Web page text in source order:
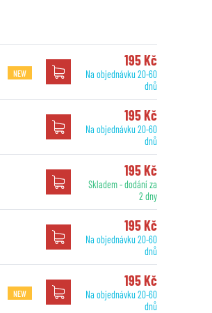
NEW
195 Kč
Na objednávku 20-60
dnů
195 Kč
Na objednávku 20-60
dnů
195 Kč
Skladem - dodání za
2 dny
195 Kč
Na objednávku 20-60
dnů
NEW
195 Kč
Na objednávku 20-60
dnů